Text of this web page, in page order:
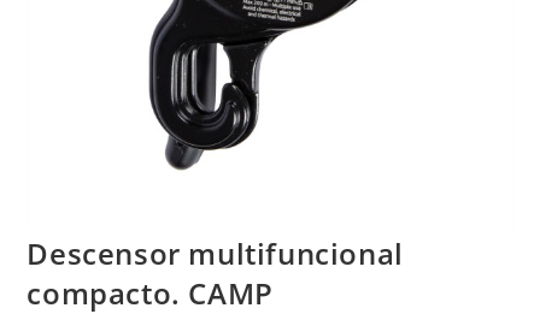
Descensor multifuncional
compacto. CAMP